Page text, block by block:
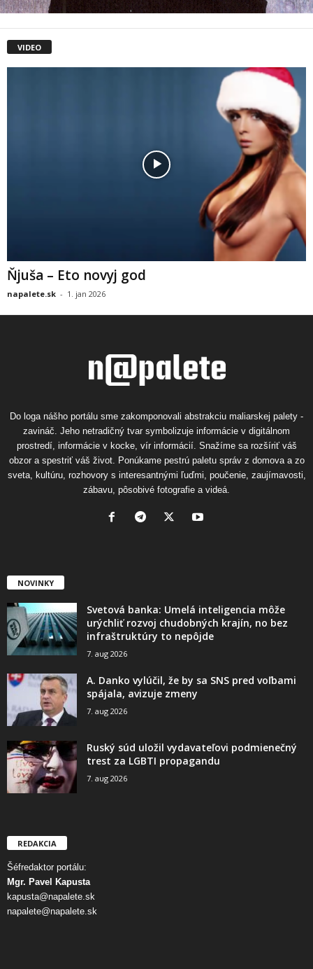
VIDEO
Ňjuša – Eto novyj god
napalete.sk - 1. jan 2026
Do loga nášho portálu sme zakomponovali abstrakciu maliarskej palety -
zavináč. Jeho netradičný tvar symbolizuje informácie v digitálnom
prostredí, informácie v kocke, vír informácií. Snažíme sa rozšíriť váš
obzor a spestriť váš život. Ponúkame pestrú paletu správ z domova a zo
sveta, kultúru, rozhovory s interesantnými ľuďmi, poučenie, zaujímavosti,
zábavu, pôsobivé fotografie a videá.
NOVINKY
Svetová banka: Umelá inteligencia môže
urýchliť rozvoj chudobných krajín, no bez
infraštruktúry to nepôjde
7. aug 2026
A. Danko vylúčil, že by sa SNS pred voľbami
spájala, avizuje zmeny
7. aug 2026
Ruský súd uložil vydavateľovi podmienečný
trest za LGBTI propagandu
7. aug 2026
REDAKCIA
Šéfredaktor portálu:
Mgr. Pavel Kapusta
kapusta@napalete.sk
napalete@napalete.sk